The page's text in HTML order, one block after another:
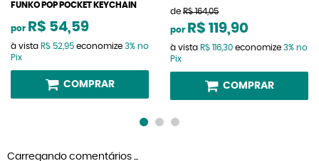
FUNKO POP POCKET KEYCHAIN
por R$ 54,59
à vista R$ 52,95 economize 3% no
Pix
COMPRAR
de R$ 164,05
por R$ 119,90
à vista R$ 116,30 economize 3% no
Pix
COMPRAR
Carregando comentários ...